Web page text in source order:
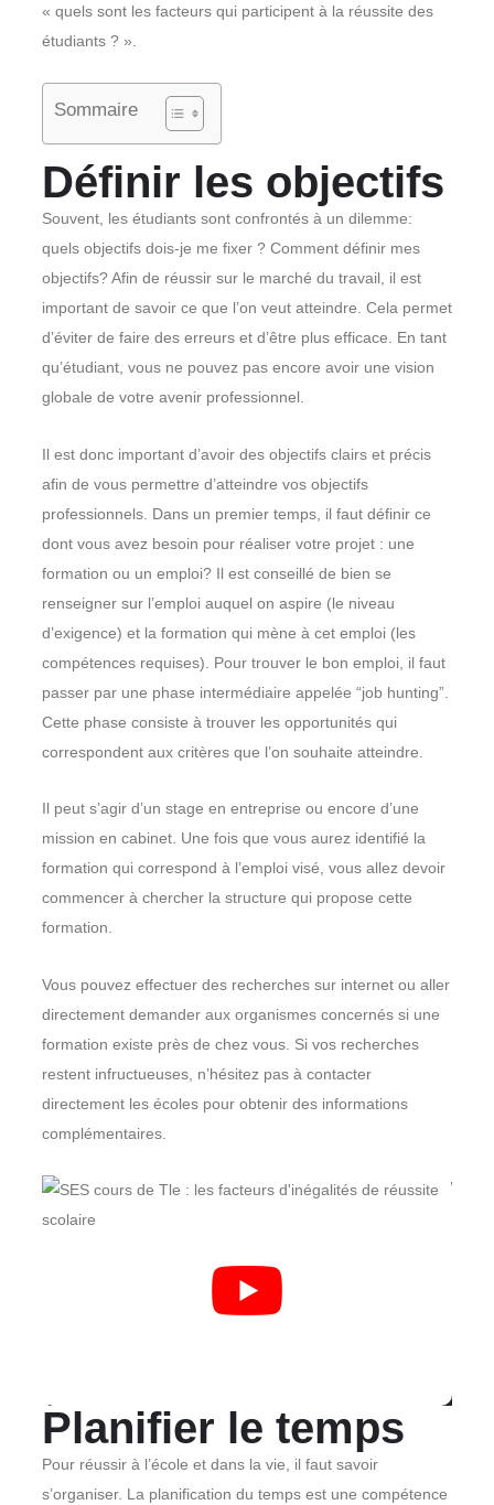
« quels sont les facteurs qui participent à la réussite des
étudiants ? ».
Sommaire
Définir les objectifs
Souvent, les étudiants sont confrontés à un dilemme:
quels objectifs dois-je me fixer ? Comment définir mes
objectifs? Afin de réussir sur le marché du travail, il est
important de savoir ce que l’on veut atteindre. Cela permet
d’éviter de faire des erreurs et d’être plus efficace. En tant
qu’étudiant, vous ne pouvez pas encore avoir une vision
globale de votre avenir professionnel.
Il est donc important d’avoir des objectifs clairs et précis
afin de vous permettre d’atteindre vos objectifs
professionnels. Dans un premier temps, il faut définir ce
dont vous avez besoin pour réaliser votre projet : une
formation ou un emploi? Il est conseillé de bien se
renseigner sur l’emploi auquel on aspire (le niveau
d’exigence) et la formation qui mène à cet emploi (les
compétences requises). Pour trouver le bon emploi, il faut
passer par une phase intermédiaire appelée “job hunting”.
Cette phase consiste à trouver les opportunités qui
correspondent aux critères que l’on souhaite atteindre.
Il peut s’agir d’un stage en entreprise ou encore d’une
mission en cabinet. Une fois que vous aurez identifié la
formation qui correspond à l’emploi visé, vous allez devoir
commencer à chercher la structure qui propose cette
formation.
Vous pouvez effectuer des recherches sur internet ou aller
directement demander aux organismes concernés si une
formation existe près de chez vous. Si vos recherches
restent infructueuses, n’hésitez pas à contacter
directement les écoles pour obtenir des informations
complémentaires.
Planifier le temps
Pour réussir à l’école et dans la vie, il faut savoir
s’organiser. La planification du temps est une compétence